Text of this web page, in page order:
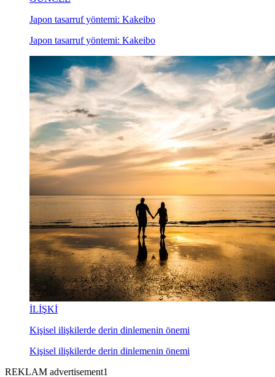
Japon tasarruf yöntemi: Kakeibo
Japon tasarruf yöntemi: Kakeibo
İLİŞKİ
Kişisel ilişkilerde derin dinlemenin önemi
Kişisel ilişkilerde derin dinlemenin önemi
REKLAM advertisement1